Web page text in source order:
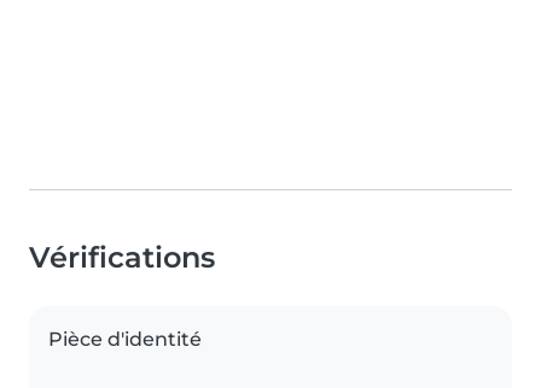
Vérifications
Pièce d'identité